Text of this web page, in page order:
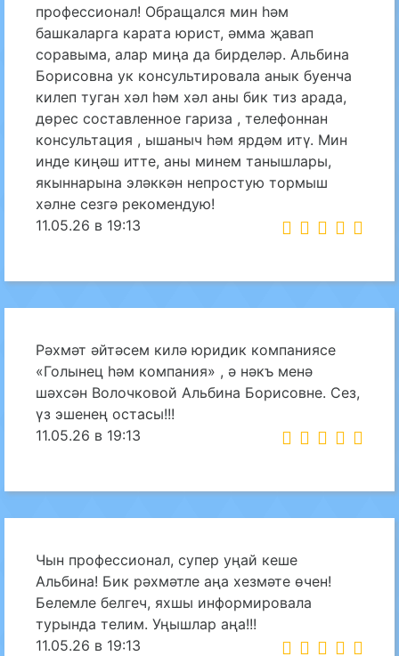
профессионал! Обращался мин һәм
башкаларга карата юрист, әмма җавап
соравыма, алар миңа да бирделәр. Альбина
Борисовна ук консультировала анык буенча
килеп туган хәл һәм хәл аны бик тиз арада,
дөрес составленное гариза , телефоннан
консультация , ышаныч һәм ярдәм итү. Мин
инде киңәш итте, аны минем танышлары,
якыннарына эләккән непростую тормыш
хәлне сезгә рекомендую!
11.05.26 в 19:13
Рәхмәт әйтәсем килә юридик компаниясе
«Голынец һәм компания» , ә нәкъ менә
шәхсән Волочковой Альбина Борисовне. Сез,
үз эшенең остасы!!!
11.05.26 в 19:13
Чын профессионал, супер уңай кеше
Альбина! Бик рәхмәтле аңа хезмәте өчен!
Белемле белгеч, яхшы информировала
турында телим. Уңышлар аңа!!!
11.05.26 в 19:13